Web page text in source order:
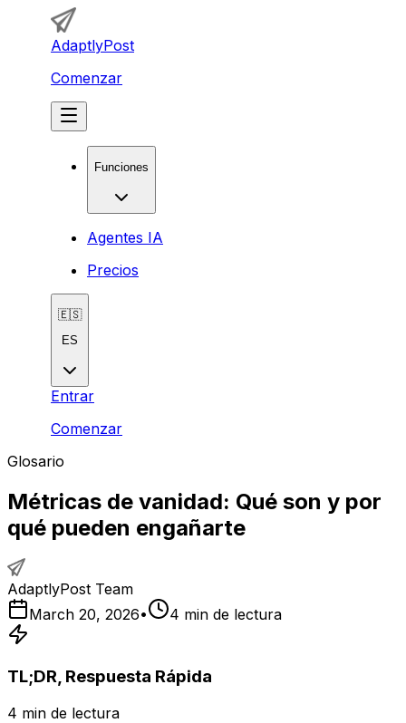
AdaptlyPost
Comenzar
Funciones
Agentes IA
Precios
🇪🇸
ES
Entrar
Comenzar
Glosario
Métricas de vanidad: Qué son y por
qué pueden engañarte
AdaptlyPost Team
March 20, 2026• 4 min de lectura
TL;DR, Respuesta Rápida
4 min de lectura